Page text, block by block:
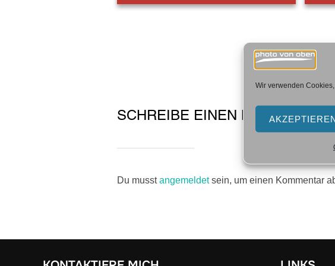
Wir verwenden
SCHREIBE EINEN KOMMENTAR
Du musstangemeldetsein, um einen Kommentar